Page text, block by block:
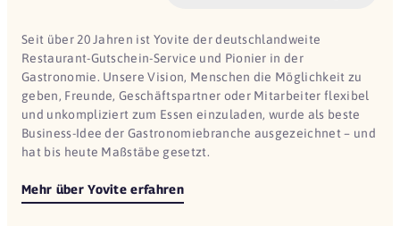
Seit über 20 Jahren ist Yovite der deutschlandweite
Restaurant-Gutschein-Service und Pionier in der
Gastronomie. Unsere Vision, Menschen die Möglichkeit zu
geben, Freunde, Geschäftspartner oder Mitarbeiter flexibel
und unkompliziert zum Essen einzuladen, wurde als beste
Business-Idee der Gastronomiebranche ausgezeichnet – und
hat bis heute Maßstäbe gesetzt.
Mehr über Yovite erfahren